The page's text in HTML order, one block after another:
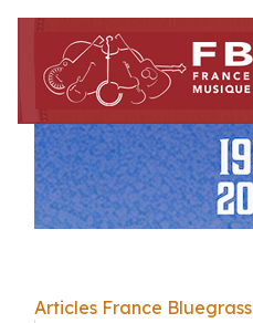
Articles France Bluegrass